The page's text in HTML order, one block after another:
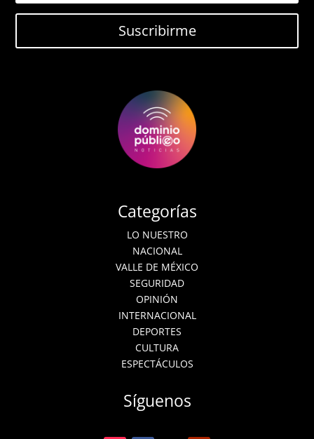
Suscribirme
Categorías
LO NUESTRO
NACIONAL
VALLE DE MÉXICO
SEGURIDAD
OPINIÓN
INTERNACIONAL
DEPORTES
CULTURA
ESPECTÁCULOS
Síguenos